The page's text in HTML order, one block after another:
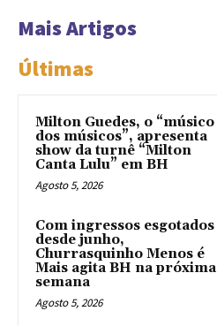
Mais Artigos
Últimas
Milton Guedes, o “músico
dos músicos”, apresenta
show da turnê “Milton
Canta Lulu” em BH
Agosto 5, 2026
Com ingressos esgotados
desde junho,
Churrasquinho Menos é
Mais agita BH na próxima
semana
Agosto 5, 2026